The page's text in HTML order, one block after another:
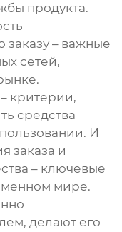
продукта.
– важные
сетей,
критерии,
средства
И
заказа и
– ключевые
мире.
делают его